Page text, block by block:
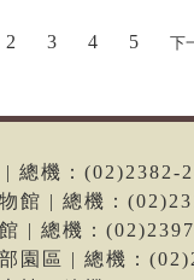
2 3 4 5 下
| 總機：(02)2382-
館 | 總機：
| 總機：
園區 | 總機：